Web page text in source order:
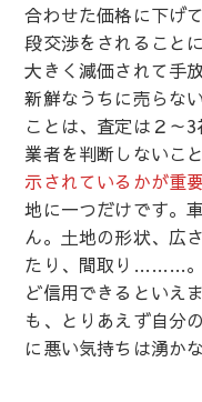
合わせた価格に下げ
段交渉をされること
大きく減価されて手
新鮮なうちに売らな
ことは、査定は２～
業者を判断しないこと
示されているかが重
地に一つだけです。
ん。土地の形状、広
たり、間取り………。
ど信用できるといえ
も、とりあえず自分
に悪い気持ちは湧か